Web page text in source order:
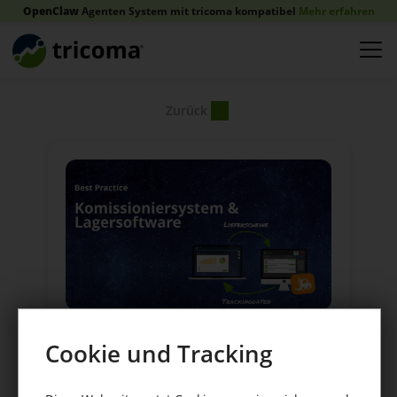
OpenClawAgenten System mit tricoma kompatibel Mehr erfahren
Cookie und Tracking